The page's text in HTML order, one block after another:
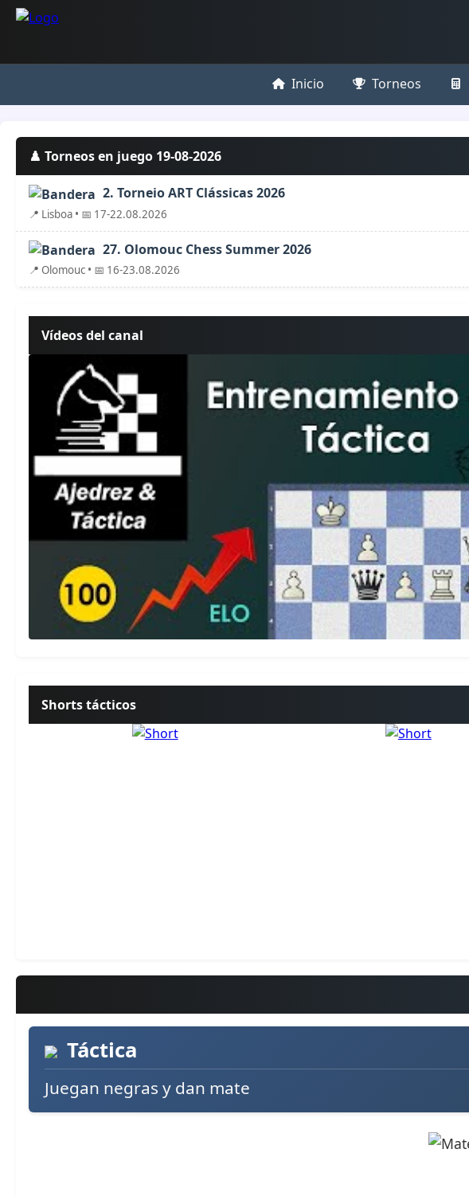
Inicio Torneos
♟️ Torneos en juego 19-08-2026
2. Torneio ART Clássicas 2026
📍 Lisboa • 📅 17-22.08.2026
27. Olomouc Chess Summer 2026
📍 Olomouc • 📅 16-23.08.2026
Vídeos del canal
Shorts tácticos
Táctica
Juegan negras y dan mate